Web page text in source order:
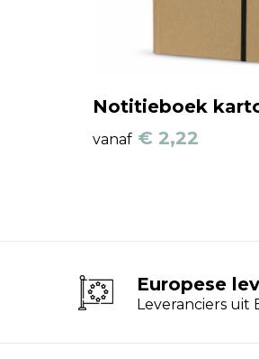
Notitieboek
vanaf € 2,22
Europese
Leveranciers uit